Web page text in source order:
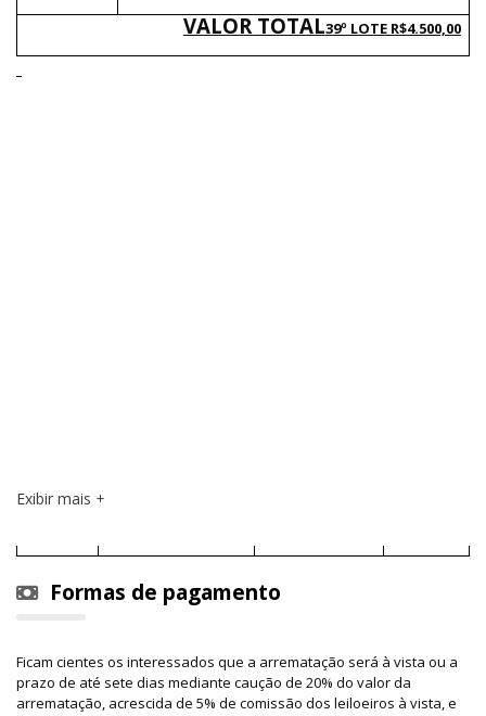
VALOR TOTAL39º LOTE R$4.500,00
Exibir mais
Formas de pagamento
Ficam cientes os interessados que a arrematação será à vista ou a
prazo de até sete dias mediante caução de 20% do valor da
arrematação, acrescida de 5% de comissão dos leiloeiros à vista, e